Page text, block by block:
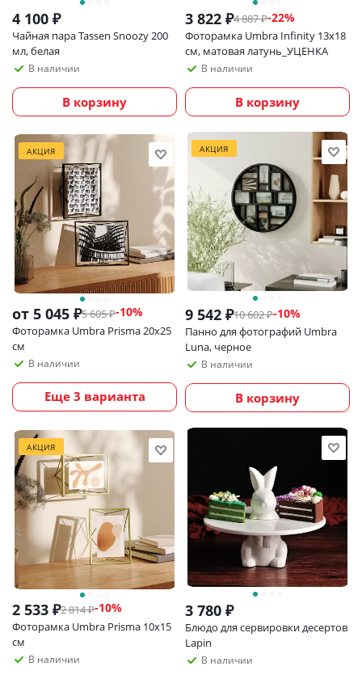
4 100 ₽
Чайная пара Tassen Snoozy 200
мл, белая
В наличии
В корзину
3 822 ₽4 887₽-22%
Фоторамка Umbra Infinity 13х18
см, матовая латунь_УЦЕНКА
В наличии
В корзину
АКЦИЯ
от 5 045 ₽5 605 ₽-10%
Фоторамка Umbra Prisma 20х25
см
В наличии
Еще 3 варианта
АКЦИЯ
9 542 ₽10 602₽-10%
Панно для фотографий Umbra
Luna, черное
В наличии
В корзину
АКЦИЯ
2 533 ₽2 814₽-10%
Фоторамка Umbra Prisma 10х15
см
В наличии
3 780 ₽
Блюдо для сервировки десертов
Lapin
В наличии